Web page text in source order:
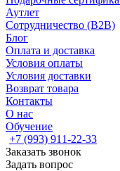
Аутлет
Сотрудничество (B2B)
Блог
Оплата и доставка
Условия оплаты
Условия доставки
Возврат товара
Контакты
О нас
Обучение
+7 (993) 911-22-33
Заказать звонок
Задать вопрос